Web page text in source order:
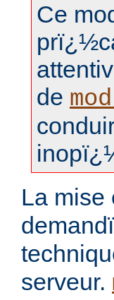
Ce
de
La mise
serveur.